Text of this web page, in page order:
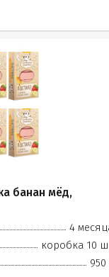
банан мёд,
4
коробка 10
950